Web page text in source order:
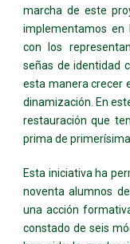
marcha de este
implementamos en
con los
señas de identidad
esta manera crecer
dinamización. En
restauración que
prima de
Esta iniciativa ha
noventa alumnos
una acción
constado de seis